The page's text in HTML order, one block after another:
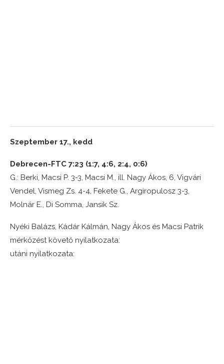
Szeptember 17., kedd
Debrecen-FTC 7:23 (1:7, 4:6, 2:4, 0:6)
G.: Berki, Macsi P. 3-3, Macsi M., ill. Nagy Ákos, 6, Vigvári
Vendel, Vismeg Zs. 4-4, Fekete G., Argiropulosz 3-3,
Molnár E., Di Somma, Jansik Sz.
Nyéki Balázs, Kádár Kálmán, Nagy Ákos és Macsi Patrik
mérkőzést követő nyilatkozata:
utáni nyilatkozata: